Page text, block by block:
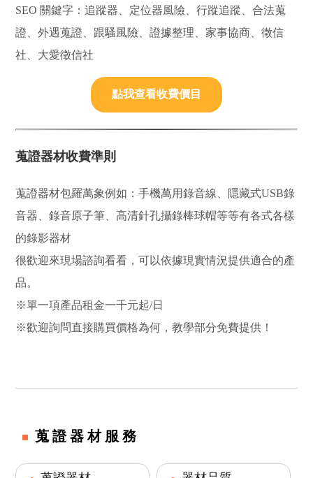
SEO 關鍵字：追蹤器、定位器風險、行蹤追蹤、合法蒐
證、外遇蒐證、跟騷風險、證據整理、家事協商、徵信
社、大愛徵信社
點我查看收費價目
蒐證器材收費準則
蒐證器材包羅萬象例如：手機萬用錄音線、隱藏式USB錄
音器、錄音原子筆、高清針孔攝錄棒球帽等等有各式各樣
的錄影器材
很歡迎來現場諮詢看看，可以依據現實情況提供適合的產
品。
※單一項產品租金一千元起/日
※歡迎詢問直接購買價格為何，教學部分免費提供！
蒐證器材服務